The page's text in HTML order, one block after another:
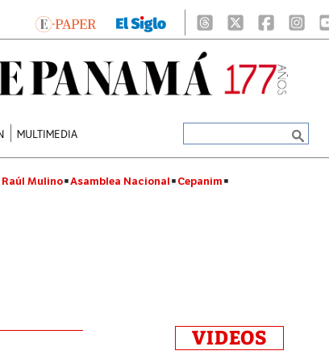
MULTIMEDIA
Raúl Mulino Asamblea Nacional Cepanim
VIDEOS